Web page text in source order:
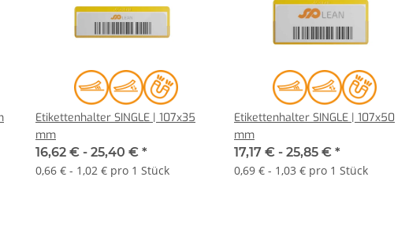
Etikettenhalter SINGLE | 107x35
mm
16,62 € - 25,40 € *
0,66 € - 1,02 € pro 1 Stück
Etikettenhalter SINGLE | 107x50
mm
17,17 € - 25,85 € *
0,69 € - 1,03 € pro 1 Stück